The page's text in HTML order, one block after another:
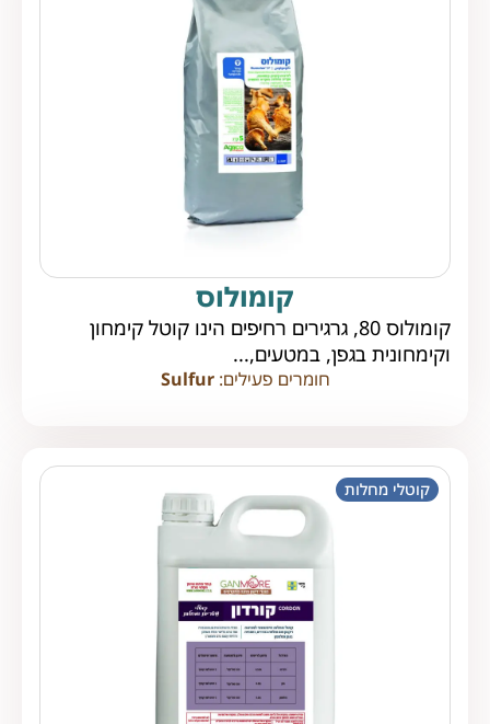
קומולוס
קומולוס 80, גרגירים רחיפים הינו קוטל קימחון
וקימחונית בגפן, במטעים,...
חומרים פעילים:Sulfur
קוטלי מחלות